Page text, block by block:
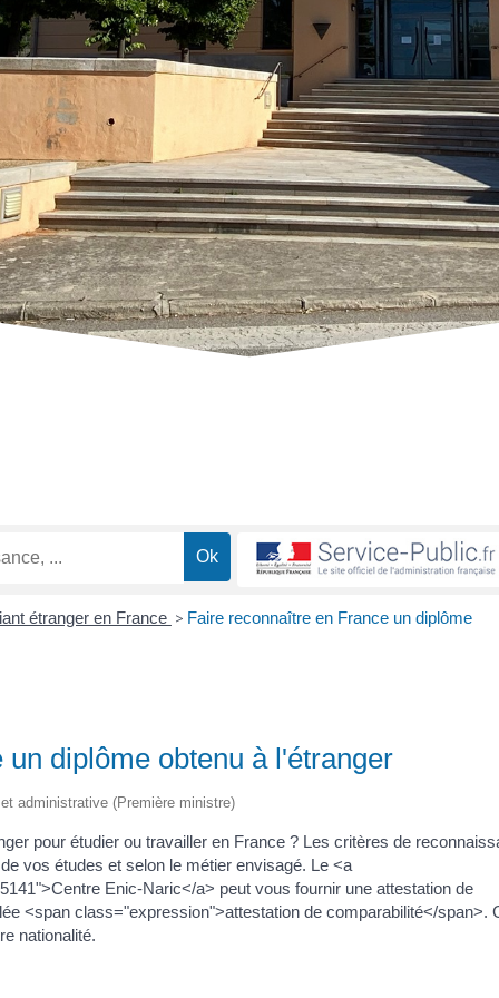
étranger en France > Faire reconnaître en France un diplôme
diplôme obtenu à l'étranger
administrative (Première ministre)
pour étudier ou travailler en France ? Les critères de
vos études et selon le métier envisagé. Le <a
Enic-Naric</a> peut vous fournir une attestation de
<span class="expression">attestation de comparabilité</span>.
nationalité.